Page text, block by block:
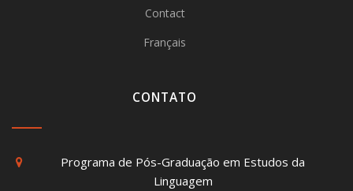
Contact
Français
CONTATO
Programa de Pós-Graduação em Estudos da
Linguagem